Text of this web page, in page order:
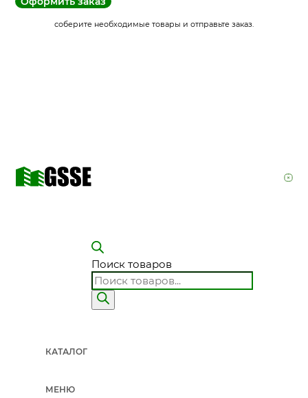
соберите необходимые товары и отправьте заказ.
Поиск товаров
КАТАЛОГ
МЕНЮ